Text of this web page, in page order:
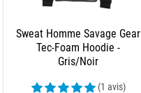
Sweat Homme Savage Gear
Tec-Foam Hoodie -
Gris/Noir
(1 avis)